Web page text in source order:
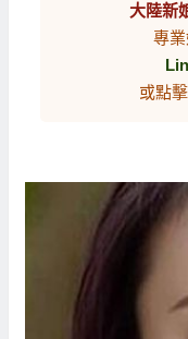
大陸新
專
或點